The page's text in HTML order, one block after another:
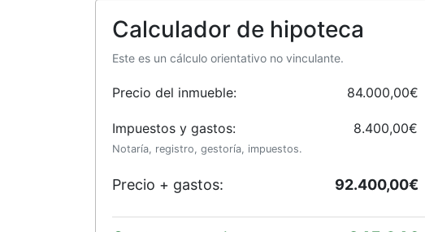
Calculador de hipoteca
Este es un cálculo orientativo no vinculante.
Precio del inmueble: 84.000,00€
Impuestos y gastos:
Notaría, registro, gestoría, impuestos.
8.400,00€
Precio + gastos: 92.400,00€